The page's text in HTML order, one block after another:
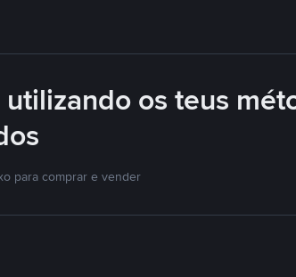
os teus
para comprar e vender